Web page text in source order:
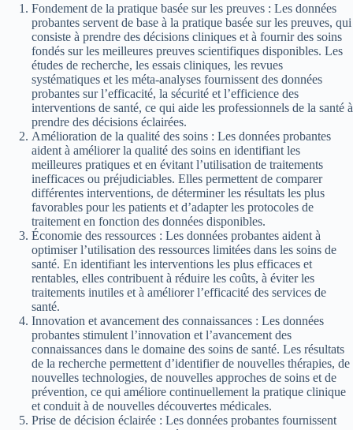
Fondement de la pratique basée sur les preuves : Les données
probantes servent de base à la pratique basée sur les preuves, qui
consiste à prendre des décisions cliniques et à fournir des soins
fondés sur les meilleures preuves scientifiques disponibles. Les
études de recherche, les essais cliniques, les revues
systématiques et les méta-analyses fournissent des données
probantes sur l’efficacité, la sécurité et l’efficience des
interventions de santé, ce qui aide les professionnels de la santé à
prendre des décisions éclairées.
Amélioration de la qualité des soins : Les données probantes
aident à améliorer la qualité des soins en identifiant les
meilleures pratiques et en évitant l’utilisation de traitements
inefficaces ou préjudiciables. Elles permettent de comparer
différentes interventions, de déterminer les résultats les plus
favorables pour les patients et d’adapter les protocoles de
traitement en fonction des données disponibles.
Économie des ressources : Les données probantes aident à
optimiser l’utilisation des ressources limitées dans les soins de
santé. En identifiant les interventions les plus efficaces et
rentables, elles contribuent à réduire les coûts, à éviter les
traitements inutiles et à améliorer l’efficacité des services de
santé.
Innovation et avancement des connaissances : Les données
probantes stimulent l’innovation et l’avancement des
connaissances dans le domaine des soins de santé. Les résultats
de la recherche permettent d’identifier de nouvelles thérapies, de
nouvelles technologies, de nouvelles approches de soins et de
prévention, ce qui améliore continuellement la pratique clinique
et conduit à de nouvelles découvertes médicales.
Prise de décision éclairée : Les données probantes fournissent